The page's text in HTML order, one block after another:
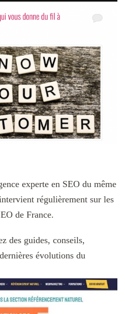
experte en SEO du même
régulièrement sur les
de France.
des guides, conseils,
évolutions du